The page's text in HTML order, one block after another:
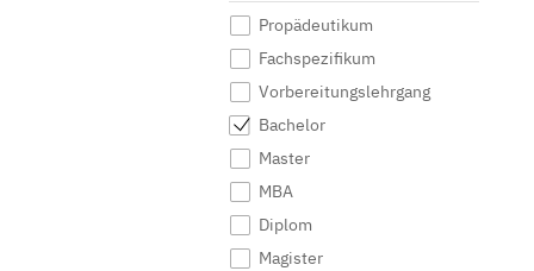
Propädeutikum
Fachspezifikum
Vorbereitungslehrgang
Bachelor
Master
MBA
Diplom
Magister